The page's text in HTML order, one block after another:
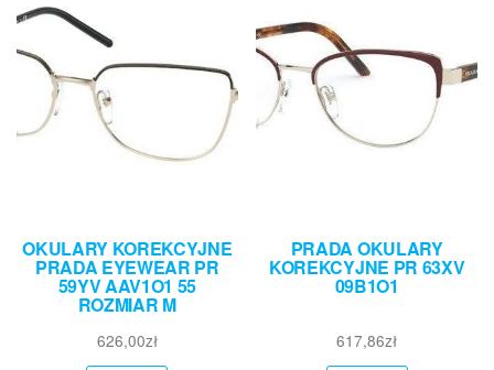
OKULARY KOREKCYJNE
PRADA EYEWEAR PR
59YV AAV1O1 55
ROZMIAR M
626,00zł
PRADA OKULARY
KOREKCYJNE PR 63XV
09B1O1
617,86zł